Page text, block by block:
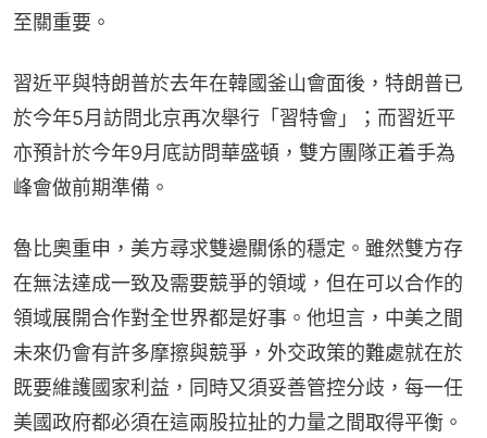
至關重要。
習近平與特朗普於去年在韓國釜山會面後，特朗普已
於今年5月訪問北京再次舉行「習特會」；而習近平
亦預計於今年9月底訪問華盛頓，雙方團隊正着手為
峰會做前期準備。
魯比奧重申，美方尋求雙邊關係的穩定。雖然雙方存
在無法達成一致及需要競爭的領域，但在可以合作的
領域展開合作對全世界都是好事。他坦言，中美之間
未來仍會有許多摩擦與競爭，外交政策的難處就在於
既要維護國家利益，同時又須妥善管控分歧，每一任
美國政府都必須在這兩股拉扯的力量之間取得平衡。